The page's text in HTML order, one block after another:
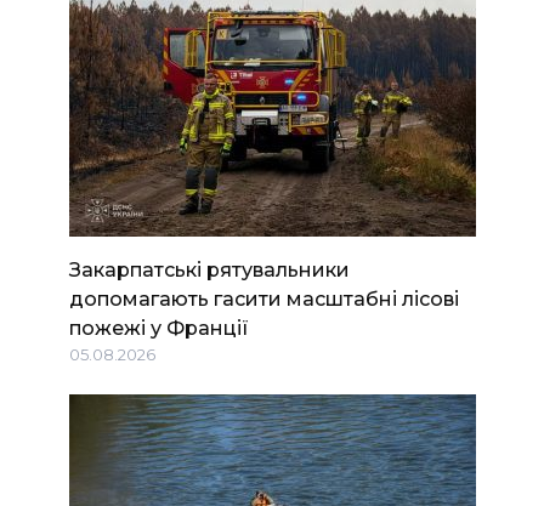
Закарпатські рятувальники
допомагають гасити масштабні лісові
пожежі у Франції
05.08.2026